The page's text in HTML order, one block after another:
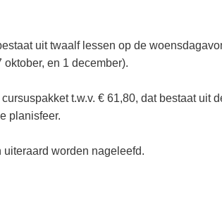
uit twaalf lessen op de
en 1 december).
t.w.v. € 61,80, dat bestaat uit
planisfeer.
worden nageleefd.